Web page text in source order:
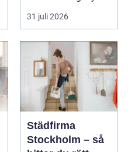
När lasten är bulkig,
31 juli 2026
Städfirma
Stockholm – så